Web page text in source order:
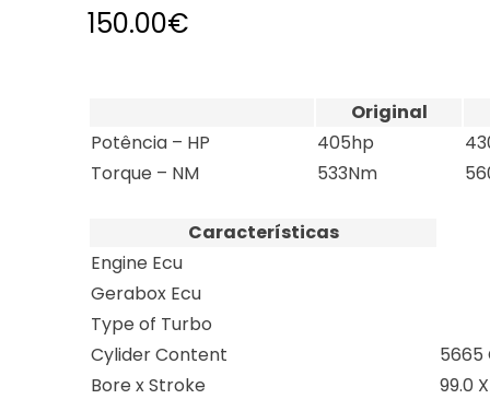
150.00€
Original
Potência – HP
405hp
Torque – NM
533Nm
Características
Engine Ecu
Gerabox Ecu
Type of Turbo
Cylider Content
5665
Bore x Stroke
99.0